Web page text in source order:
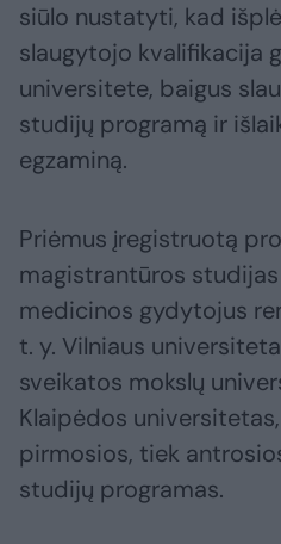
siūlo nustatyti, kad
slaugytojo kvalifikacija
universitete, baigus
studijų programą ir
egzaminą.
Priėmus įregistruotą
magistrantūros
medicinos gydytojus
t. y. Vilniaus
sveikatos mokslų
Klaipėdos
pirmosios, tiek
studijų programas.